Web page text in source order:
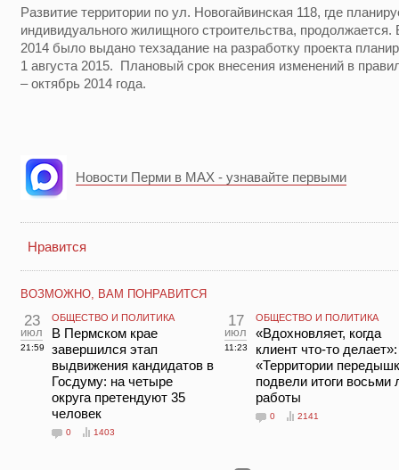
Развитие территории по ул. Новогайвинская 118, где
индивидуального жилищного строительства,
2014 было выдано техзадание на разработку проекта
1 августа 2015. Плановый срок внесения изменений в
– октябрь 2014 года.
Новости Перми в MAX - узнавайте первыми
Нравится
ВОЗМОЖНО, ВАМ ПОНРАВИТСЯ
23
июл
21:59
ОБЩЕСТВО И ПОЛИТИКА
В Пермском крае
завершился этап
выдвижения кандидатов в
Госдуму: на четыре
округа претендуют 35
человек
0 1403
17
июл
11:23
ОБЩЕСТВО И ПОЛИТИКА
«Вдохновляет, когда
клиент что-то
«Территории
подвели итоги восьми
работы
0 2141